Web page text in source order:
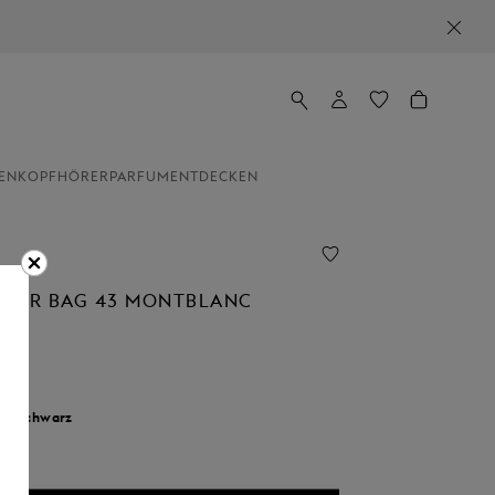
KOPFHÖRER PARFUM ENTDECKEN
BAG 43 MONTBLANC
Schwarz